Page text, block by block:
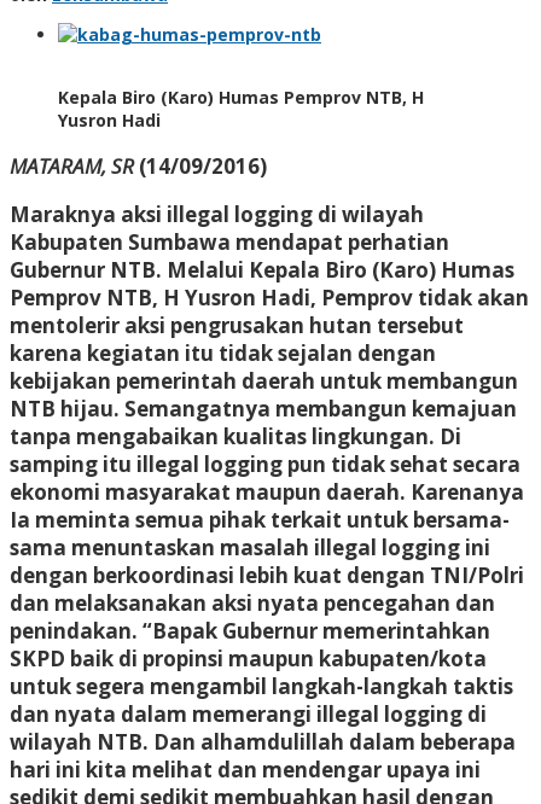
Kepala Biro (Karo) Humas Pemprov NTB, H
Yusron Hadi
MATARAM, SR(14/09/2016)
Maraknya aksi illegal logging di wilayah
Kabupaten Sumbawa mendapat perhatian
Gubernur NTB. Melalui Kepala Biro (Karo) Humas
Pemprov NTB, H Yusron Hadi, Pemprov tidak akan
mentolerir aksi pengrusakan hutan tersebut
karena kegiatan itu tidak sejalan dengan
kebijakan pemerintah daerah untuk membangun
NTB hijau. Semangatnya membangun kemajuan
tanpa mengabaikan kualitas lingkungan. Di
samping itu illegal logging pun tidak sehat secara
ekonomi masyarakat maupun daerah. Karenanya
Ia meminta semua pihak terkait untuk bersama-
sama menuntaskan masalah illegal logging ini
dengan berkoordinasi lebih kuat dengan TNI/Polri
dan melaksanakan aksi nyata pencegahan dan
penindakan. “Bapak Gubernur memerintahkan
SKPD baik di propinsi maupun kabupaten/kota
untuk segera mengambil langkah-langkah taktis
dan nyata dalam memerangi illegal logging di
wilayah NTB. Dan alhamdulillah dalam beberapa
hari ini kita melihat dan mendengar upaya ini
sedikit demi sedikit membuahkan hasil dengan